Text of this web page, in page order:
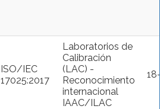
ISO/IEC
17025:2017
Laboratorios de
Calibración
(LAC) -
Reconocimiento
internacional
IAAC/ILAC